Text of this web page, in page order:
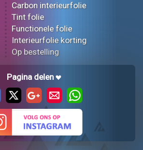
Carbon interieurfolie
Tint folie
Functionele folie
Interieurfolie korting
Op bestelling
Pagina delen